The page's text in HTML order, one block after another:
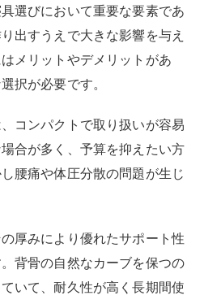
背骨の自然なカーブを保つの
いて、耐久性が高く長期間使
既存のマットレスの上に敷く
柔らかさや保温性などを調整
みは一般的に3～5センチ程
や素材が豊富で、好みに合わ
ため購入しやすく、寝心地や